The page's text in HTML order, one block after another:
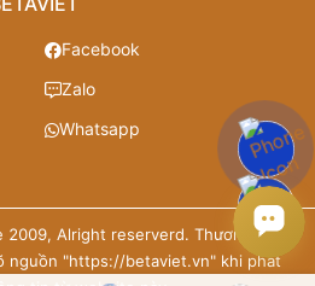
Facebook
Zalo
Whatsapp
Alright reserverd. Thương hiệu
nguồn "https://betaviet.vn" khi phát